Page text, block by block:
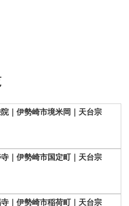
｜伊勢崎市境米岡｜天台宗
｜伊勢崎市国定町｜天台宗
寺｜伊勢崎市稲荷町｜天台宗